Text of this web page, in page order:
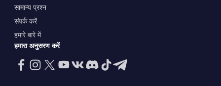
सामान्य प्रश्न
संपर्क करें
हमारे बारे में
हमारा अनुसरण करें